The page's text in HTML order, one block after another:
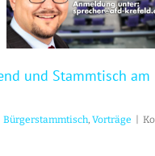
und Stammtisch
Bürgerstammtisch, Vorträge